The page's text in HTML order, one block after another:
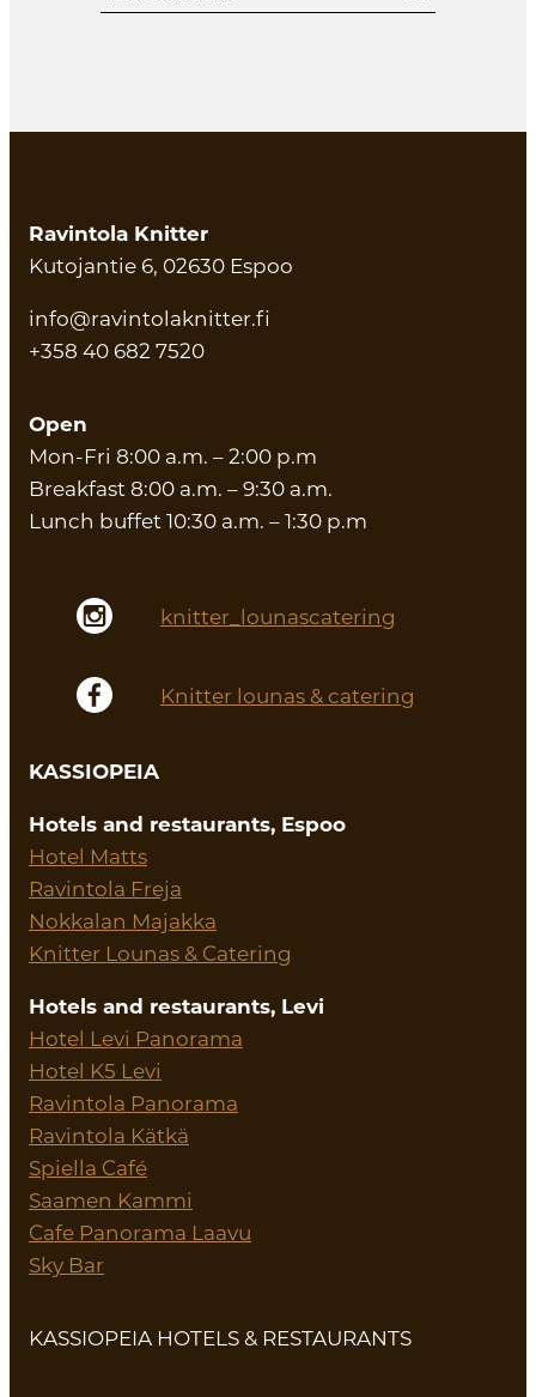
Ravintola Knitter
Kutojantie 6, 02630 Espoo
info@ravintolaknitter.fi
+358 40 682 7520
Open
Mon-Fri 8:00 a.m. – 2:00 p.m
Breakfast 8:00 a.m. – 9:30 a.m.
Lunch buffet 10:30 a.m. – 1:30 p.m
knitter_lounascatering
Knitter lounas & catering
KASSIOPEIA
Hotels and restaurants, Espoo
Hotel Matts
Ravintola Freja
Nokkalan Majakka
Knitter Lounas & Catering
Hotels and restaurants, Levi
Hotel Levi Panorama
Hotel K5 Levi
Ravintola Panorama
Ravintola Kätkä
Spiella Café
Saamen Kammi
Cafe Panorama Laavu
Sky Bar
KASSIOPEIA HOTELS & RESTAURANTS